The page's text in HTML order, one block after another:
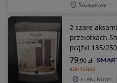
Koziegłowy
2 szare
przelotkach
prążki 135/250
KUP TERAZ
79,90zł
STAN: NOWY